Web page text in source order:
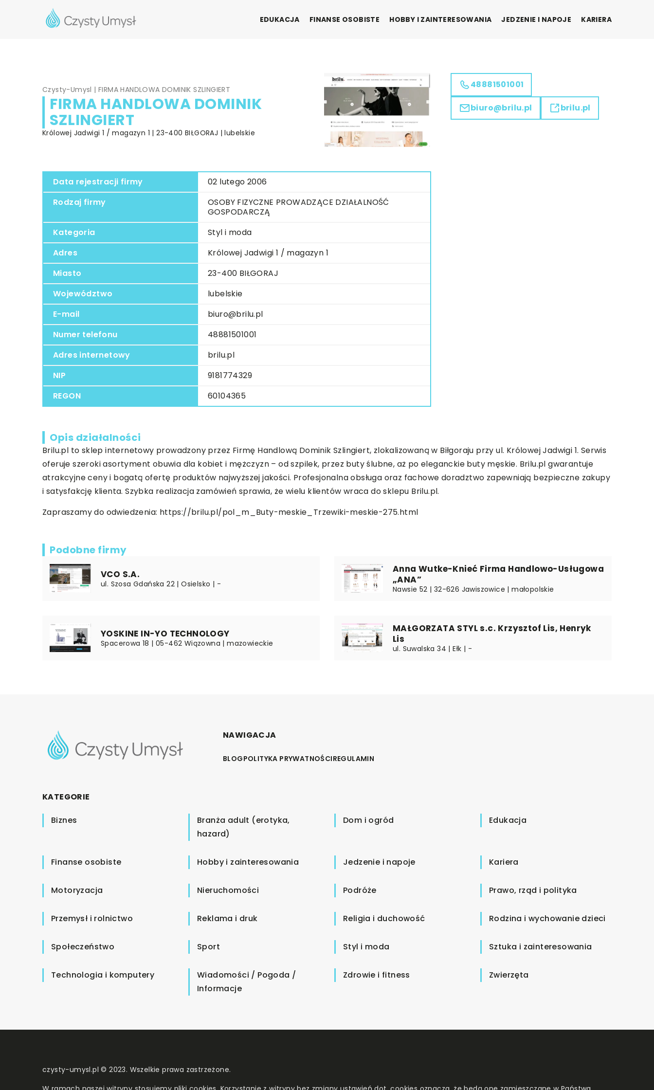
EDUKACJA FINANSE OSOBISTE HOBBY I ZAINTERESOWANIA JEDZENIE I NAPOJE KARIERA
Czysty-Umysl |FIRMA HANDLOWA DOMINIK SZLINGIERT
FIRMA HANDLOWA DOMINIK
SZLINGIERT
Królowej Jadwigi 1 / magazyn 1 | 23-400 BIŁGORAJ | lubelskie
Data rejestracji firmy
02 lutego 2006
Rodzaj firmy
OSOBY FIZYCZNE PROWADZĄCE DZIAŁALNOŚĆ
GOSPODARCZĄ
Kategoria
Styl i moda
Adres
Królowej Jadwigi 1 / magazyn 1
Miasto
23-400 BIŁGORAJ
Województwo
lubelskie
E-mail
biuro@brilu.pl
Numer telefonu
48881501001
Adres internetowy
brilu.pl
NIP
9181774329
REGON
60104365
48881501001
biuro@brilu.pl brilu.pl
Opis działalności
Brilu.pl to sklep internetowy prowadzony przez Firmę Handlową Dominik Szlingiert, zlokalizowaną w Biłgoraju przy ul. Królowej Jadwigi 1. Serwis
oferuje szeroki asortyment obuwia dla kobiet i mężczyzn – od szpilek, przez buty ślubne, aż po eleganckie buty męskie. Brilu.pl gwarantuje
atrakcyjne ceny i bogatą ofertę produktów najwyższej jakości. Profesjonalna obsługa oraz fachowe doradztwo zapewniają bezpieczne zakupy
i satysfakcję klienta. Szybka realizacja zamówień sprawia, że wielu klientów wraca do sklepu Brilu.pl.
Zapraszamy do odwiedzenia: https://brilu.pl/pol_m_Buty-meskie_Trzewiki-meskie-275.html
Podobne firmy
VCO S.A.
ul. Szosa Gdańska 22 | Osielsko | -
Anna Wutke-Knieć Firma Handlowo-Usługowa
„ANA”
Nawsie 52 | 32-626 Jawiszowice | małopolskie
YOSKINE IN-YO TECHNOLOGY
Spacerowa 18 | 05-462 Wiązowna | mazowieckie
MAŁGORZATA STYL s.c. Krzysztof Lis, Henryk
Lis
ul. Suwalska 34 | Ełk | -
NAWIGACJA
BLOGPOLITYKA PRYWATNOŚCIREGULAMIN
KATEGORIE
Biznes
Branża adult (erotyka,
hazard)
Dom i ogród Edukacja
Finanse osobiste Hobby i zainteresowania Jedzenie i napoje Kariera
Motoryzacja Nieruchomości Podróże Prawo, rząd i polityka
Przemysł i rolnictwo Reklama i druk Religia i duchowość Rodzina i wychowanie dzieci
Społeczeństwo Sport Styl i moda Sztuka i zainteresowania
Technologia i komputery
Wiadomości / Pogoda /
Informacje
Zdrowie i fitness Zwierzęta
czysty-umysl.pl © 2023. Wszelkie prawa zastrzeżone.